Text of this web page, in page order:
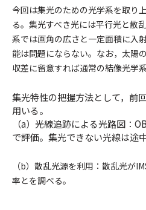
今回は集光のための光学系を取り
る。集光すべき光には平行光と散
系では画角の広さと一定面積に入
能は問題にならない。なお，太陽
収差に留意すれば通常の結像光学
集光特性の把握方法として，前
用いる。
（a）光線追跡による光路図：
で評価。集光できない光線は途
（b）散乱光源を利用：散乱光が
率とを調べる。